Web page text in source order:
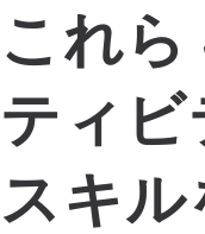
これら
ティ
スキ